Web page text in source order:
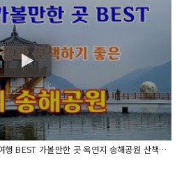
#대구근교나들이#달성군 #대구여행 BEST 가볼만한 곳 옥연지 송해공원 산책하기 좋은 송해공원 둘레길